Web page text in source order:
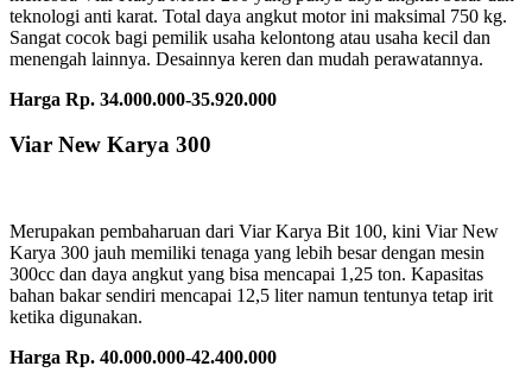
teknologi anti karat. Total daya angkut motor ini maksimal 750 kg.
Sangat cocok bagi pemilik usaha kelontong atau usaha kecil dan
menengah lainnya. Desainnya keren dan mudah perawatannya.
Harga Rp. 34.000.000-35.920.000
Viar New Karya 300
Merupakan pembaharuan dari Viar Karya Bit 100, kini Viar New
Karya 300 jauh memiliki tenaga yang lebih besar dengan mesin
300cc dan daya angkut yang bisa mencapai 1,25 ton. Kapasitas
bahan bakar sendiri mencapai 12,5 liter namun tentunya tetap irit
ketika digunakan.
Harga Rp. 40.000.000-42.400.000